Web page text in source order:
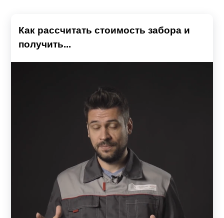
Как рассчитать стоимость забора и
получить...